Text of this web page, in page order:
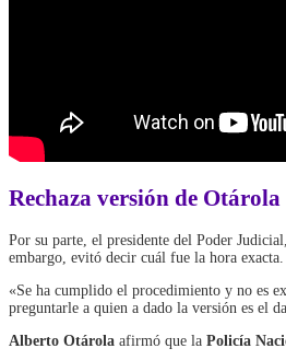
Rechaza versión de Otárola
Por su parte, el presidente del Poder
embargo, evitó decir cuál fue la hora exacta.
«Se ha cumplido el procedimiento y no es
preguntarle a quien a dado la versión es el
Alberto Otárola afirmó que la Policía